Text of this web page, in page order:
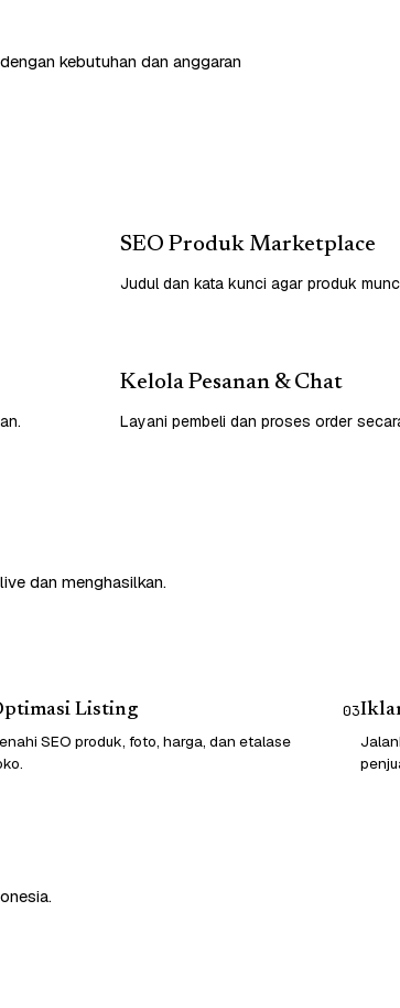
kebutuhan dan anggaran
SEO Produk Marketplace
Judul dan kata kunci agar produk
Kelola Pesanan & Chat
Layani pembeli dan proses order
dan menghasilkan.
Listing
SEO produk, foto, harga, dan etalase
03